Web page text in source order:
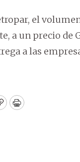
el
a un precio de
a las
Print